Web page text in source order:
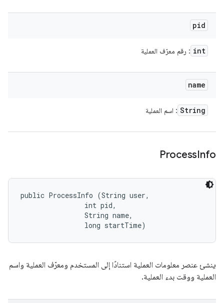
pid
int : رقم معرّف العملية
name
String : اسم العملية
ProcessInfo
public ProcessInfo (String user,
                int pid,
                String name,
                long startTime)
ينشئ عنصر معلومات العملية استنادًا إلى المستخدم ومعرّف العملية واسم
العملية ووقت بدء العملية.